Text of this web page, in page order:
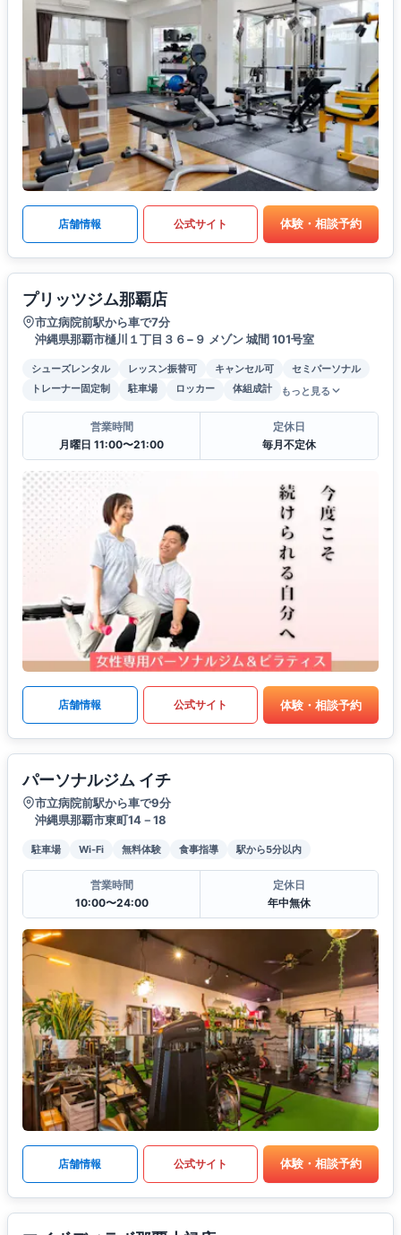
店舗情報 公式サイト 体験・相談予約
プリッツジム那覇店
市立病院前駅から車で7分
沖縄県那覇市樋川１丁目３６−９ メゾン 城間 101号室
シューズレンタル レッスン振替可 キャンセル可
セミパーソナル
トレーナー固定制
駐車場 ロッカー 体組成計 もっと見る
営業時間
月曜日 11:00〜21:00
定休日
毎月不定休
店舗情報 公式サイト 体験・相談予約
パーソナルジム イチ
市立病院前駅から車で9分
沖縄県那覇市東町14－18
駐車場 Wi-Fi 無料体験 食事指導 駅から5分以内
営業時間
10:00〜24:00
定休日
年中無休
店舗情報 公式サイト 体験・相談予約